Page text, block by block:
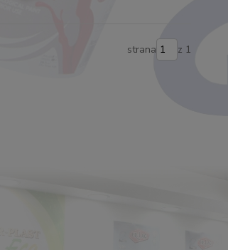
strana z 1